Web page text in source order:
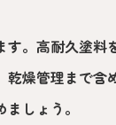
。高耐久塗
燥管理まで
しょう。